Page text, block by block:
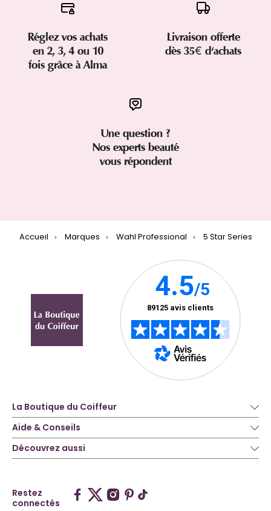
Réglez vos achats
en 2, 3, 4 ou 10
fois grâce à Alma
Livraison offerte
dès 35€ d'achats
Une question ?
Nos experts beauté
vous répondent
Accueil Marques Wahl Professional 5 Star Series
La Boutique du Coiffeur
Aide & Conseils
Découvrez aussi
Restez
connectés